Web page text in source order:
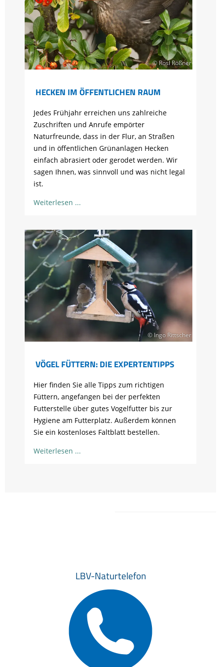
© Rosl Rößner
HECKEN IM ÖFFENTLICHEN RAUM
Jedes Frühjahr erreichen uns zahlreiche
Zuschriften und Anrufe empörter
Naturfreunde, dass in der Flur, an Straßen
und in öffentlichen Grünanlagen Hecken
einfach abrasiert oder gerodet werden. Wir
sagen Ihnen, was sinnvoll und was nicht legal
ist.
Weiterlesen
© Ingo Rittscher
VÖGEL FÜTTERN: DIE EXPERTENTIPPS
Hier finden Sie alle Tipps zum richtigen
Füttern, angefangen bei der perfekten
Futterstelle über gutes Vogelfutter bis zur
Hygiene am Futterplatz. Außerdem können
Sie ein kostenloses Faltblatt bestellen.
Weiterlesen
LBV-Naturtelefon